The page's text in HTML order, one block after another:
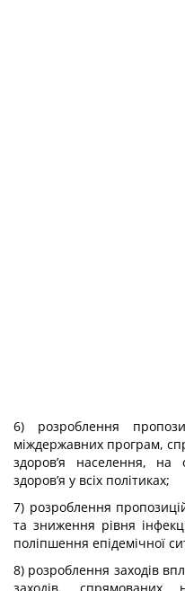
6) розроблення
міждержавних програм,
здоров’я населення, на
здоров’я у всіх політиках;
7) розроблення
та зниження рівня
поліпшення епідемічної
8) розроблення заходів